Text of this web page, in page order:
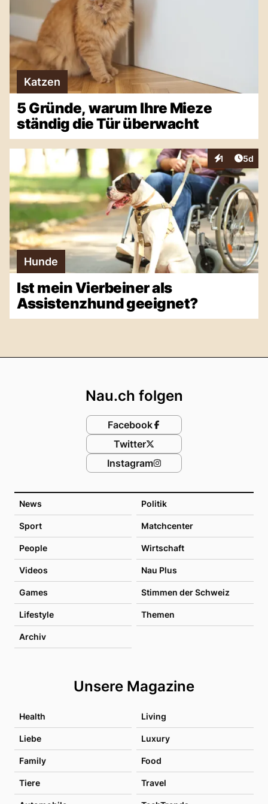
Katzen
5 Gründe, warum Ihre Mieze
ständig die Tür überwacht
1
Interaktionen
5d
Hunde
Ist mein Vierbeiner als
Assistenzhund geeignet?
News Politik
Sport Matchcenter
People Wirtschaft
Videos Nau Plus
Games Stimmen der Schweiz
Lifestyle Themen
Archiv
Unsere Magazine
Health Living
Liebe Luxury
Family Food
Tiere Travel
Nau.ch folgen
Facebook
Twitter
Instagram